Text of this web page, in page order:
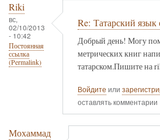
Riki
вс,
02/10/2013
- 10:42
Постоянная
ссылка
(Permalink)
Re: Татарский язык
Добрый день! Могу
метрических книг
татарском.Пишите на
Войдите или
оставлять комментарии
Мохаммад